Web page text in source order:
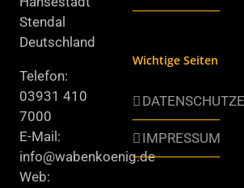
Stendal
Deutschland
Telefon:
03931 410
7000
E-Mail:
info@wabenkoenig.de
Web:
Wichtige Seiten
IMPRESSUM